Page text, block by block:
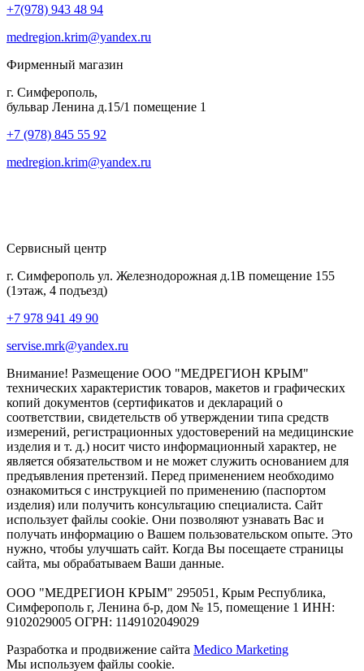
+7(978) 943 48 94
medregion.krim@yandex.ru
Фирменный магазин
г. Симферополь,
бульвар Ленина д.15/1 помещение 1
+7 (978) 845 55 92
medregion.krim@yandex.ru
Сервисный центр
г. Симферополь ул. Железнодорожная д.1В помещение 155
(1этаж, 4 подъезд)
+7 978 941 49 90
servise.mrk@yandex.ru
Внимание! Размещение ООО "МЕДРЕГИОН КРЫМ"
технических характеристик товаров, макетов и графических
копий документов (сертификатов и деклараций о
соответствии, свидетельств об утверждении типа средств
измерений, регистрационных удостоверений на медицинские
изделия и т. д.) носит чисто информационный характер, не
является обязательством и не может служить основанием для
предъявления претензий. Перед применением необходимо
ознакомиться с инструкцией по применению (паспортом
изделия) или получить консультацию специалиста. Сайт
использует файлы cookie. Они позволяют узнавать Вас и
получать информацию о Вашем пользовательском опыте. Это
нужно, чтобы улучшать сайт. Когда Вы посещаете страницы
сайта, мы обрабатываем Ваши данные.
ООО "МЕДРЕГИОН КРЫМ" 295051, Крым Республика,
Симферополь г, Ленина б-р, дом № 15, помещение 1 ИНН:
9102029005 ОГРН: 1149102049029
Разработка и продвижение сайта Medico Marketing
Мы используем файлы cookie.